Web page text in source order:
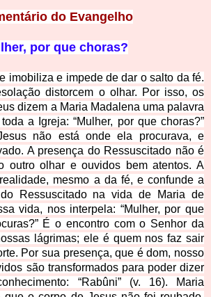
do Evangelho
por que choras?
imobiliza e impede de dar o salto da fé.
distorcem o olhar. Por isso, os
dizem a Maria Madalena uma palavra
a Igreja: “Mulher, por que choras?”
não está onde ela procurava, e
A presença do Ressuscitado não é
outro olhar e ouvidos bem atentos. A
mesmo a da fé, e confunde a
Ressuscitado na vida de Maria de
vida, nos interpela: “Mulher, por que
É o encontro com o Senhor da
lágrimas; ele é quem nos faz sair
Por sua presença, que é dom, nosso
são transformados para poder dizer
“Rabûni” (v. 16). Maria